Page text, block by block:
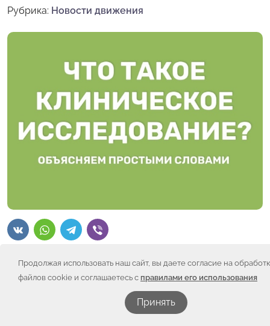
Продолжая использовать наш сайт, вы даете согласие на
файлов cookie и соглашаетесь с правилами его использования
Принять
Рубрика: Новости движения
Если объяснить просто, клиническое исследование –
это организованный медицинский процесс,
направленный на то, чтобы сделать лечение лучше и